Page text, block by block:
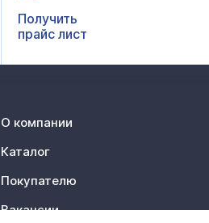
Получить
прайс лист
О компании
Каталог
Покупателю
Вакансии